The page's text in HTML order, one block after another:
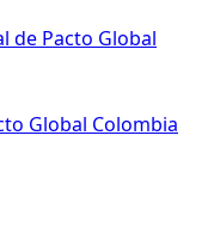
de Pacto Global
Global Colombia